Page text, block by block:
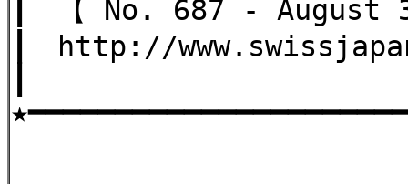
┃ 【 No. 687 - August
┃ http://